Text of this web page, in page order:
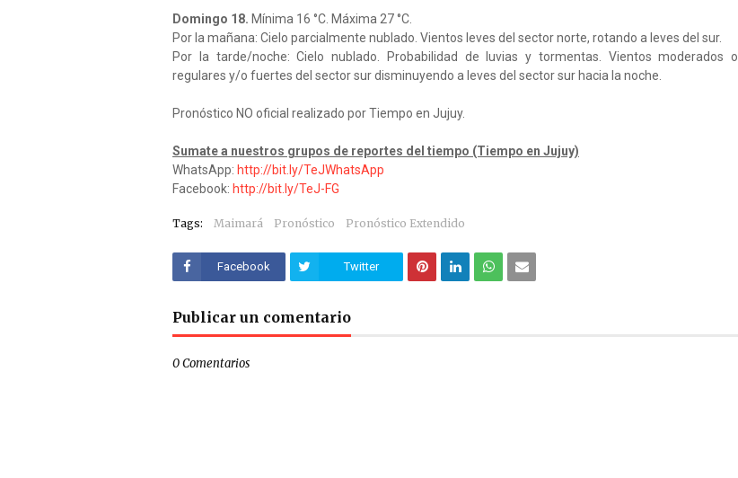
Domingo 18. Mínima 16 °C. Máxima 27 °C.
Por la mañana: Cielo parcialmente nublado. Vientos leves del sector norte, rotando a leves del sur.
Por la tarde/noche: Cielo nublado. Probabilidad de luvias y tormentas. Vientos moderados o
regulares y/o fuertes del sector sur disminuyendo a leves del sector sur hacia la noche.
Pronóstico NO oficial realizado por Tiempo en Jujuy.
Sumate a nuestros grupos de reportes del tiempo (Tiempo en Jujuy)
WhatsApp: http://bit.ly/TeJWhatsApp
Facebook: http://bit.ly/TeJ-FG
Tags: Maimará Pronóstico Pronóstico Extendido
Facebook Twitter
Publicar un comentario
0 Comentarios